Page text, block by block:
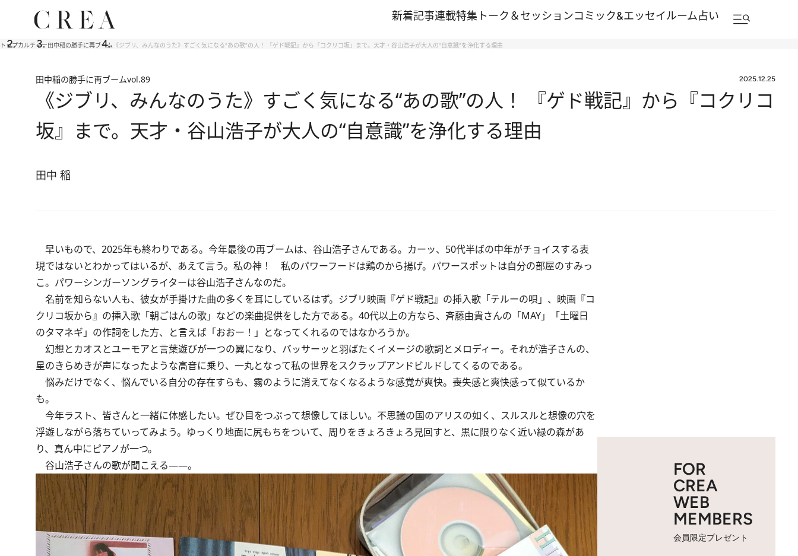
新着記事連載特集 トーク＆セッションコミック&エッセイルーム占い
トップカルチャー田中稲の勝手に再ブーム 《ジブリ、みんなのうた》すごく気になる“あの歌”の人！ 『ゲド戦記』から『コクリコ坂』まで。天才・谷山浩子が大人の“自意識”を浄化する理由
田中稲の勝手に再ブームvol.89 2025.12.25
《ジブリ、みんなのうた》すごく気になる“あの歌”の人！ 『ゲド戦記』から『コクリコ
坂』まで。天才・谷山浩子が大人の“自意識”を浄化する理由
田中 稲
早いもので、2025年も終わりである。今年最後の再ブームは、谷山浩子さんである。カーッ、50代半ばの中年がチョイスする表
現ではないとわかってはいるが、あえて言う。私の神！ 私のパワーフードは鶏のから揚げ。パワースポットは自分の部屋のすみっ
こ。パワーシンガーソングライターは谷山浩子さんなのだ。
名前を知らない人も、彼女が手掛けた曲の多くを耳にしているはず。ジブリ映画『ゲド戦記』の挿入歌「テルーの唄」、映画『コ
クリコ坂から』の挿入歌「朝ごはんの歌」などの楽曲提供をした方である。40代以上の方なら、斉藤由貴さんの「MAY」「土曜日
のタマネギ」の作詞をした方、と言えば「おおー！」となってくれるのではなかろうか。
幻想とカオスとユーモアと言葉遊びが一つの翼になり、バッサーッと羽ばたくイメージの歌詞とメロディー。それが浩子さんの、
星のきらめきが声になったような高音に乗り、一丸となって私の世界をスクラップアンドビルドしてくるのである。
悩みだけでなく、悩んでいる自分の存在すらも、霧のように消えてなくなるような感覚が爽快。喪失感と爽快感って似ているか
も。
今年ラスト、皆さんと一緒に体感したい。ぜひ目をつぶって想像してほしい。不思議の国のアリスの如く、スルスルと想像の穴を
浮遊しながら落ちていってみよう。ゆっくり地面に尻もちをついて、周りをきょろきょろ見回すと、黒に限りなく近い緑の森があ
り、真ん中にピアノが一つ。
谷山浩子さんの歌が聞こえる――。
FOR
CREA
WEB
MEMBERS
会員限定プレゼント